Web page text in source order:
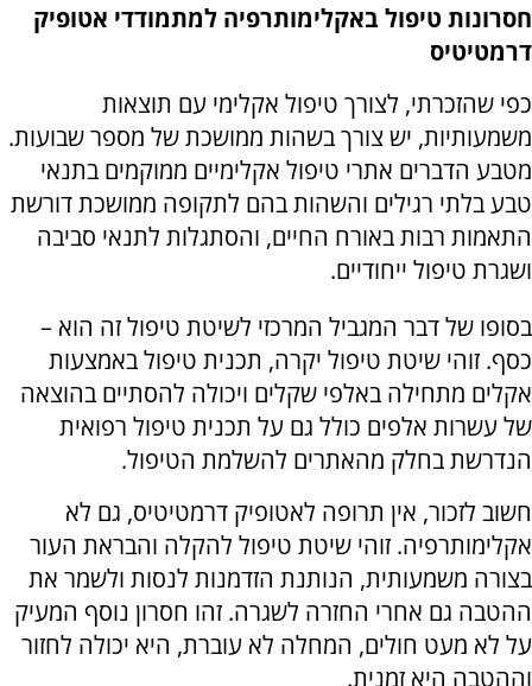
חסרונות טיפול באקלימותרפיה למתמודדי אטופיק
דרמטיטיס
כפי שהזכרתי, לצורך טיפול אקלימי עם תוצאות
משמעותיות, יש צורך בשהות ממושכת של מספר שבועות.
מטבע הדברים אתרי טיפול אקלימיים ממוקמים בתנאי
טבע בלתי רגילים והשהות בהם לתקופה ממושכת דורשת
התאמות רבות באורח החיים, והסתגלות לתנאי סביבה
ושגרת טיפול ייחודיים.
בסופו של דבר המגביל המרכזי לשיטת טיפול זה הוא –
כסף. זוהי שיטת טיפול יקרה, תכנית טיפול באמצעות
אקלים מתחילה באלפי שקלים ויכולה להסתיים בהוצאה
של עשרות אלפים כולל גם על תכנית טיפול רפואית
הנדרשת בחלק מהאתרים להשלמת הטיפול.
חשוב לזכור, אין תרופה לאטופיק דרמטיטיס, גם לא
אקלימותרפיה. זוהי שיטת טיפול להקלה והבראת העור
בצורה משמעותית, הנותנת הזדמנות לנסות ולשמר את
ההטבה גם אחרי החזרה לשגרה. זהו חסרון נוסף המעיק
על לא מעט חולים, המחלה לא עוברת, היא יכולה לחזור
וההטבה היא זמנית.